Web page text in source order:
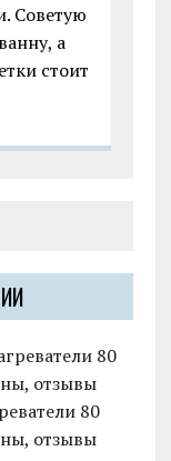
Советую
а
стоит
80
отзывы
80
отзывы